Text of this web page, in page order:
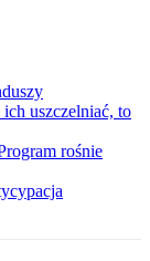
uszczelniać, to
rośnie